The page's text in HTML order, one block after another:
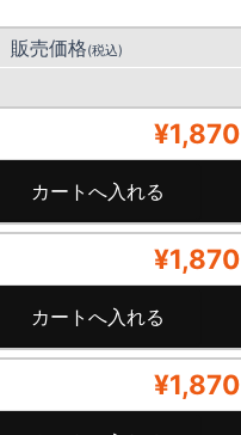
販売価格(税込)
¥1,870
¥1,870
¥1,870